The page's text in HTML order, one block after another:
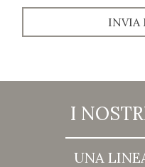
INVIA
I
UNA